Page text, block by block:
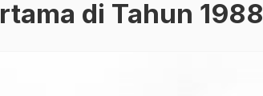
di Tahun 1988